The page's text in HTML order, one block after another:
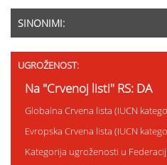
SINONIMI:
UGROŽENOST:
Na "Crvenoj listi" RS: DA
Globalna Crvena lista (IUCN
Evropska Crvena lista (IUCN
Kategorija ugroženosti u